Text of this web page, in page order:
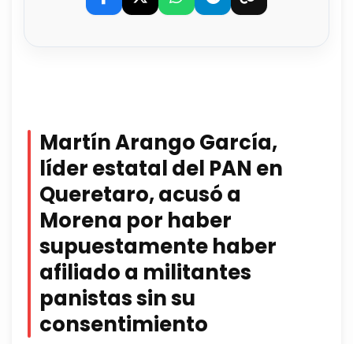
Martín Arango García,
líder estatal del PAN en
Queretaro, acusó a
Morena por haber
supuestamente haber
afiliado a militantes
panistas sin su
consentimiento